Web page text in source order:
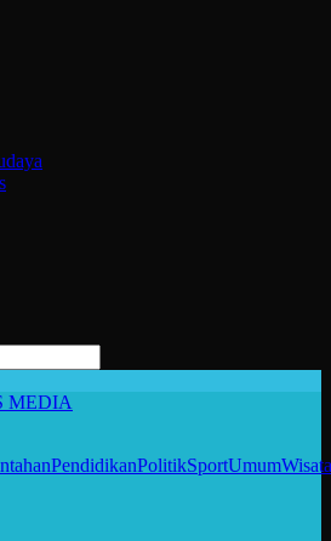
MEDIA
PendidikanPolitikSportUmumWisata